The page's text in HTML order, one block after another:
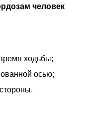
человек
ходьбы;
осью;